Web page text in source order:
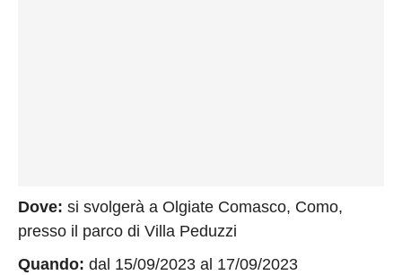
Dove: si svolgerà a Olgiate Comasco, Como,
presso il parco di Villa Peduzzi
Quando: dal 15/09/2023 al 17/09/2023